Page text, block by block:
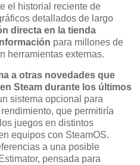
el historial reciente de
detallados de largo
directa en la tienda
para millones de
herramientas externas.
a otras novedades que
Steam durante los últimos
sistema opcional para
que permitiría
juegos en distintos
equipos con SteamOS.
a una posible
pensada para